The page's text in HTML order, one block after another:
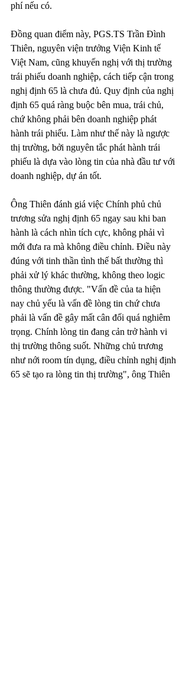
phí nếu có.
Đồng quan điểm này, PGS.TS Trần Đình
Thiên, nguyên viện trưởng Viện Kinh tế
Việt Nam, cũng khuyến nghị với thị trường
trái phiếu doanh nghiệp, cách tiếp cận trong
nghị định 65 là chưa đủ. Quy định của nghị
định 65 quá ràng buộc bên mua, trái chủ,
chứ không phải bên doanh nghiệp phát
hành trái phiếu. Làm như thế này là ngược
thị trường, bởi nguyên tắc phát hành trái
phiếu là dựa vào lòng tin của nhà đầu tư với
doanh nghiệp, dự án tốt.
Ông Thiên đánh giá việc Chính phủ chủ
trương sửa nghị định 65 ngay sau khi ban
hành là cách nhìn tích cực, không phải vì
mới đưa ra mà không điều chỉnh. Điều này
đúng với tinh thần tình thế bất thường thì
phải xử lý khác thường, không theo logic
thông thường được. "Vấn đề của ta hiện
nay chủ yếu là vấn đề lòng tin chứ chưa
phải là vấn đề gây mất cân đối quá nghiêm
trọng. Chính lòng tin đang cản trở hành vi
thị trường thông suốt. Những chủ trương
như nới room tín dụng, điều chỉnh nghị định
65 sẽ tạo ra lòng tin thị trường", ông Thiên